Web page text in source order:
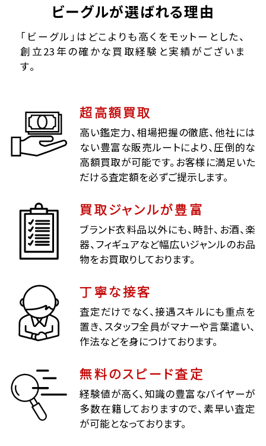
ビーグルが選ばれる理由
「ビーグル」はどこよりも高くをモットーとした、
創立23年の確かな買取経験と実績がございま
す。
超高額買取
高い鑑定力、相場把握の徹底、他社には
ない豊富な販売ルートにより、圧倒的な
高額買取が可能です。お客様に満足いた
だける査定額を必ずご提示します。
買取ジャンルが豊富
ブランド衣料品以外にも、時計、お酒、楽
器、フィギュアなど幅広いジャンルのお品
物をお買取りしております。
丁寧な接客
査定だけでなく、接遇スキルにも重点を
置き、スタッフ全員がマナーや言葉遣い、
作法などを身につけております。
無料のスピード査定
経験値が高く、知識の豊富なバイヤーが
多数在籍しておりますので、素早い査定
が可能となっております。